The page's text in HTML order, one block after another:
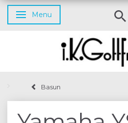
Skifte navigation
Menu
Basun